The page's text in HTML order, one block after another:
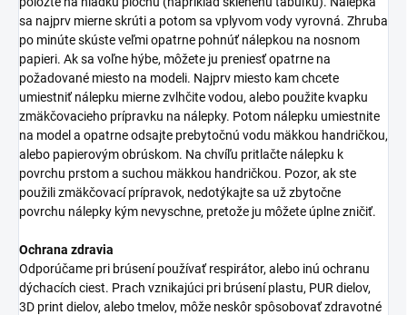
sa najprv mierne skrúti a potom sa vplyvom vody vyrovná. Zhruba
po minúte skúste veľmi opatrne pohnúť nálepkou na nosnom
papieri. Ak sa voľne hýbe, môžete ju preniesť opatrne na
požadované miesto na modeli. Najprv miesto kam chcete
umiestniť nálepku mierne zvlhčite vodou, alebo použite kvapku
zmäkčovacieho prípravku na nálepky. Potom nálepku umiestnite
na model a opatrne odsajte prebytočnú vodu mäkkou handričkou,
alebo papierovým obrúskom. Na chvíľu pritlačte nálepku k
povrchu prstom a suchou mäkkou handričkou. Pozor, ak ste
použili zmäkčovací prípravok, nedotýkajte sa už zbytočne
povrchu nálepky kým nevyschne, pretože ju môžete úplne zničiť.
Ochrana zdravia
Odporúčame pri brúsení používať respirátor, alebo inú ochranu
dýchacích ciest. Prach vznikajúci pri brúsení plastu, PUR dielov,
3D print dielov, alebo tmelov, môže neskôr spôsobovať zdravotné